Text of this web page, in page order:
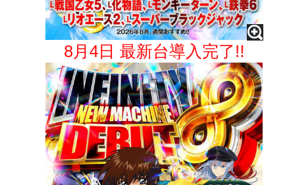
8月4日 最新台導入完了!!